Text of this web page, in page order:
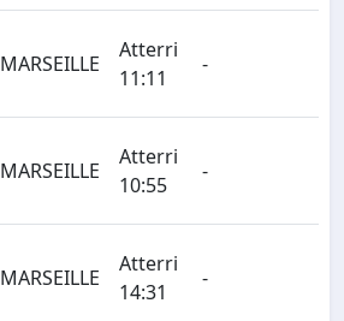
MARSEILLE
Atterri
11:11
-
MARSEILLE
Atterri
10:55
-
MARSEILLE
Atterri
14:31
-